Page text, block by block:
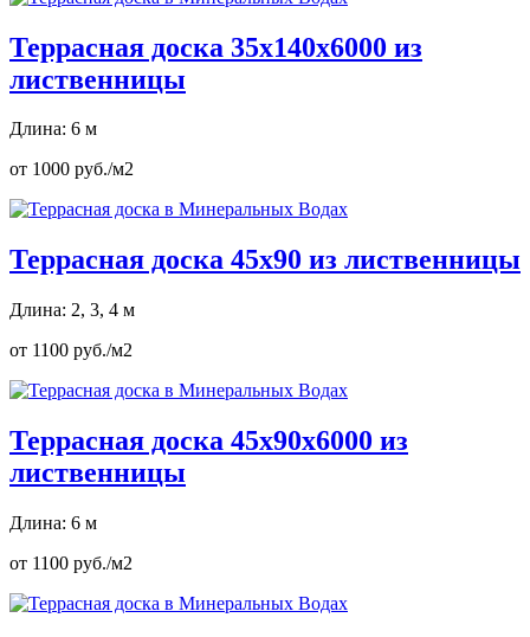
Террасная доска 35х140х6000 из
лиственницы
Длина: 6 м
от 1000 руб./м2
Террасная доска 45х90 из лиственницы
Длина: 2, 3, 4 м
от 1100 руб./м2
Террасная доска 45х90х6000 из
лиственницы
Длина: 6 м
от 1100 руб./м2